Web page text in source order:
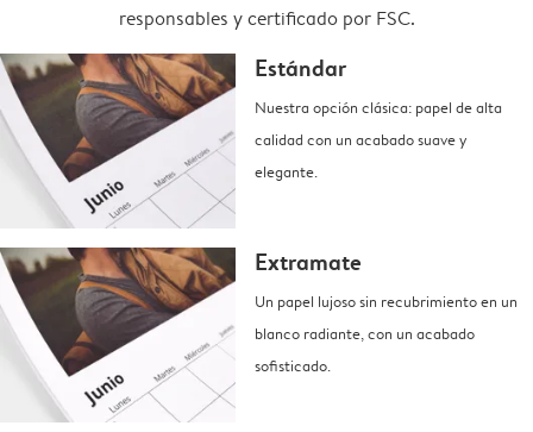
responsables y certificado por FSC.
Estándar
Nuestra opción clásica: papel de alta
calidad con un acabado suave y
elegante.
Extramate
Un papel lujoso sin recubrimiento en un
blanco radiante, con un acabado
sofisticado.